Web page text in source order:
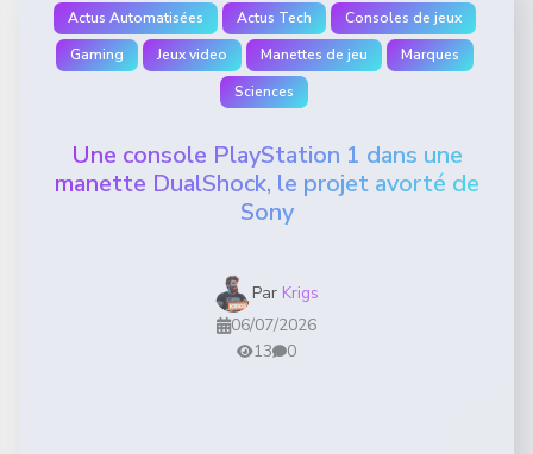
Actus Automatisées Actus Tech
Consoles de jeux
Gaming
Jeux video Manettes de jeu
Marques
Sciences
Une console PlayStation 1 dans une
manette DualShock, le projet avorté de
Sony
Par Krigs
06/07/2026
13
0